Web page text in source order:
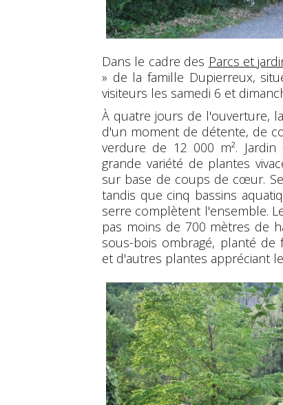
Dans le cadre des Parcs et
» de la famille Dupierreux,
visiteurs les samedi 6 et
À quatre jours de l'ouverture,
d'un moment de détente, de
verdure de 12 000 m².
grande variété de plantes
sur base de coups de cœur.
tandis que cinq bassins
serre complètent l'ensemble.
pas moins de 700 mètres de
sous-bois ombragé, planté de
et d'autres plantes appréciant